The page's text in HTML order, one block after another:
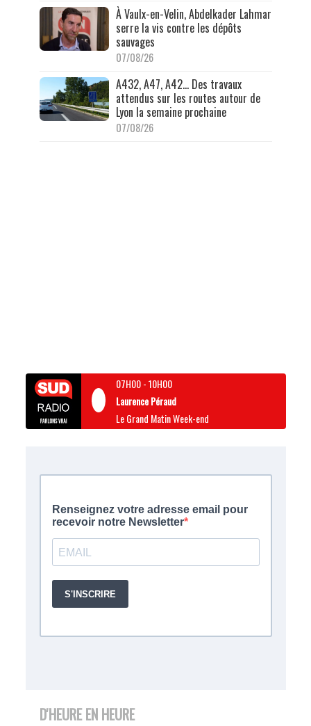
À Vaulx-en-Velin, Abdelkader Lahmar
serre la vis contre les dépôts
sauvages
07/08/26
A432, A47, A42… Des travaux
attendus sur les routes autour de
Lyon la semaine prochaine
07/08/26
07H00-10H00
Laurence Péraud
Le Grand Matin Week-end
D'HEURE EN HEURE